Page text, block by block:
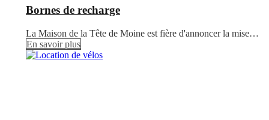
Bornes de recharge
La Maison de la Tête de Moine est fière d'annoncer la mise…
En savoir plus